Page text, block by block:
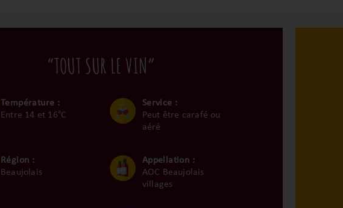
“TOUT SUR LE VIN”
Température :
Entre 14 et 16°C
Service :
Peut être carafé ou
aéré
Région :
Beaujolais
Appellation :
AOC Beaujolais
villages